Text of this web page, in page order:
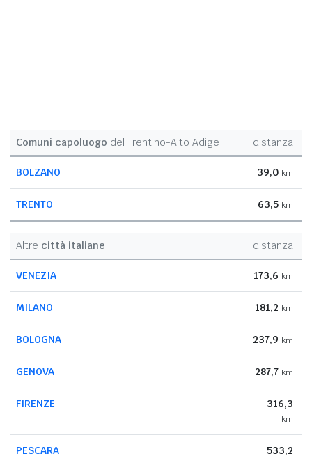
Comuni capoluogo del Trentino-Alto Adige distanza
BOLZANO 39,0 km
TRENTO 63,5 km
Altre città italiane distanza
VENEZIA 173,6 km
MILANO 181,2 km
BOLOGNA 237,9 km
GENOVA 287,7 km
FIRENZE 316,3
km
PESCARA 533,2